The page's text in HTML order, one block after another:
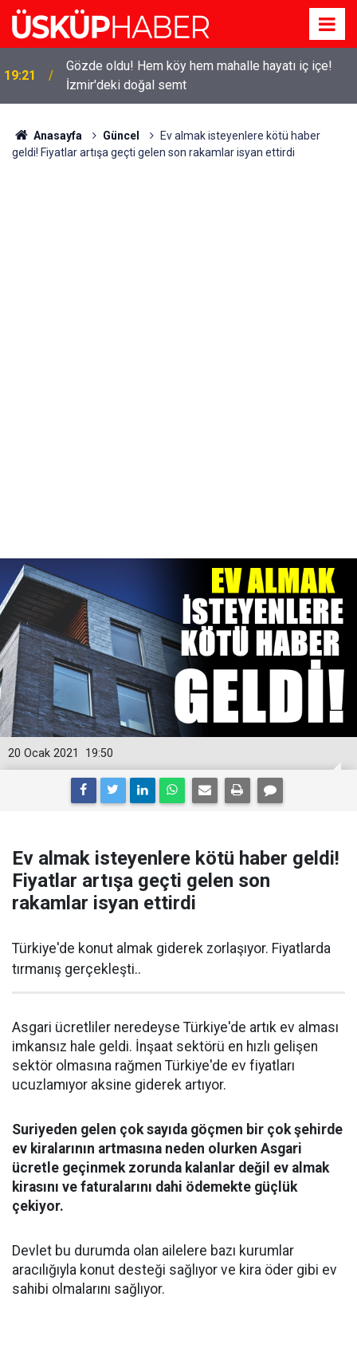
19:21
Gözde oldu! Hem köy hem mahalle hayatı iç içe!
İzmir'deki doğal semt
Anasayfa Güncel
Ev almak isteyenlere kötü haber
geldi! Fiyatlar artışa geçti gelen son rakamlar isyan ettirdi
19:50
20 Ocak 2021
Ev almak isteyenlere kötü haber geldi!
Fiyatlar artışa geçti gelen son
rakamlar isyan ettirdi
Türkiye'de konut almak giderek zorlaşıyor. Fiyatlarda
tırmanış gerçekleşti..
Asgari ücretliler neredeyse Türkiye'de artık ev alması
imkansız hale geldi. İnşaat sektörü en hızlı gelişen
sektör olmasına rağmen Türkiye'de ev fiyatları
ucuzlamıyor aksine giderek artıyor.
Suriyeden gelen çok sayıda göçmen bir çok şehirde
ev kiralarının artmasına neden olurken Asgari
ücretle geçinmek zorunda kalanlar değil ev almak
kirasını ve faturalarını dahi ödemekte güçlük
çekiyor.
Devlet bu durumda olan ailelere bazı kurumlar
aracılığıyla konut desteği sağlıyor ve kira öder gibi ev
sahibi olmalarını sağlıyor.